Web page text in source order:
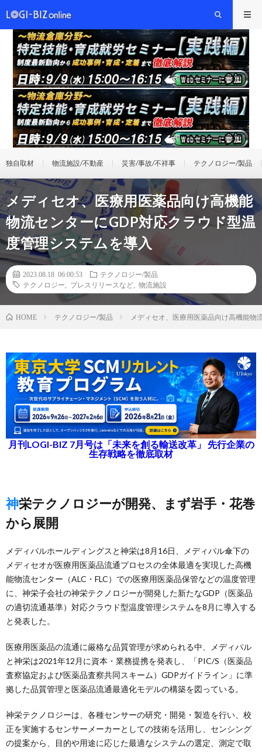
独自取材 物流施設/不動産 災害/事故/不祥事 テクノロジー/製品
メディセオ、医療用医薬品向け高機能
物流センターにGDP対応クラウド型温
度管理システムを導入
2023.08.18 06:00:53
テクノロジー/製品
テクノロジー
プレスリリースなど 物流施設
HOME テクノロジー/製品 メディセオ、医療用医薬品向け高機能物
月刊LOGI-BIZ 7月号は「未来を創る輸送改革」 先行企業の
生存戦略を徹底取材
神栄テクノロジーが開発、まず岩手・花巻
から展開
メディパルホールディングスと神栄は8月16日、メディパル傘下の
メディセオが医療用医薬品流通プロセスの全体最適を実現した高機
能物流センター（ALC・FLC）での医療用医薬品保管などの温度管理
に、神栄子会社の神栄テクノロジーが開発した新たなGDP（医薬品
の適切流通基準）対応クラウド型温度管理システムを8月に導入する
と発表した。
医療用医薬品の流通に厳格な品質管理が求められる中、メディパル
と神栄は2021年12月に資本・業務提携を発表し、「PIC/S（医薬品
査察協定および医薬品査察共同スキーム）GDPガイドライン」に準
拠した品質管理と医薬品流通最適化モデルの構築を図っている。
神栄テクノロジーは、各種センサーの研究・開発・製造を行い、校
正を実施するセンサーメーカーとしての技術を活用し、センシング
の提案から、目的や用途に応じた最適なシステムの選定、測定で取